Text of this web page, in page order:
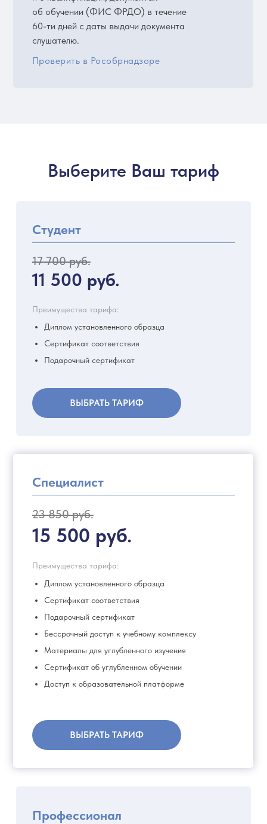
об обучении (ФИС ФРДО) в течение
60-ти дней с даты выдачи документа
слушателю.
Проверить в Рособрнадзоре
Выберите Ваш тариф
Преимущества тарифа:
Студент
ВЫБРАТЬ ТАРИФ
Диплом установленного образца
Сертификат соответствия
Подарочный сертификат
11 500 руб.
23 850 руб.
17 700 руб.
Специалист
Преимущества тарифа:
15 500 руб.
ВЫБРАТЬ ТАРИФ
Диплом установленного образца
Сертификат соответствия
Подарочный сертификат
Бессрочный доступ к учебному комплексу
Материалы для углубленного изучения
Сертификат об углубленном обучении
Доступ к образовательной платформе
Профессионал